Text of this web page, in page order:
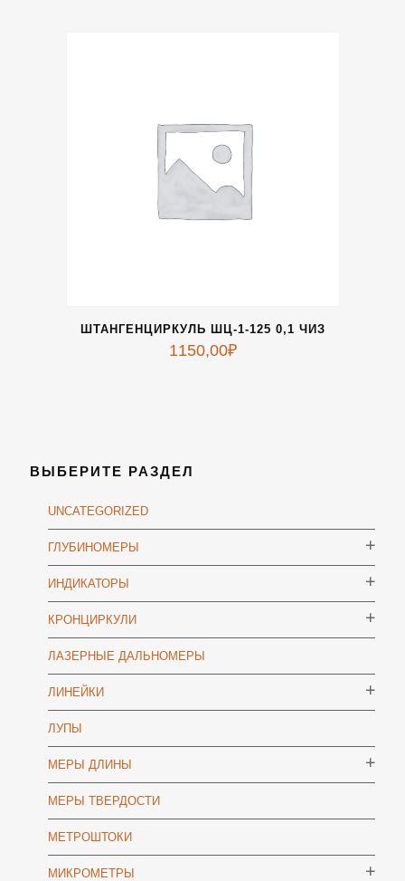
ШТАНГЕНЦИРКУЛЬ ШЦ-1-125 0,1 ЧИЗ
1150,00₽
ВЫБЕРИТЕ РАЗДЕЛ
UNCATEGORIZED
ГЛУБИНОМЕРЫ
ИНДИКАТОРЫ
КРОНЦИРКУЛИ
ЛАЗЕРНЫЕ ДАЛЬНОМЕРЫ
ЛИНЕЙКИ
ЛУПЫ
МЕРЫ ДЛИНЫ
МЕРЫ ТВЕРДОСТИ
МЕТРОШТОКИ
МИКРОМЕТРЫ